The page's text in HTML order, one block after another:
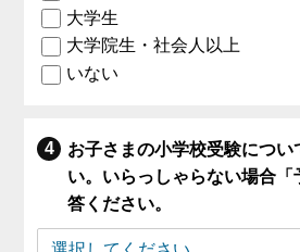
大学生
大学院生・社会人以上
いない
お子さまの小学校受験につい
い。いらっしゃらない場合「
答ください。